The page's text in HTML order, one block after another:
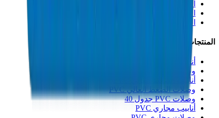
الاستدامة
الابتكار
الجودة والشهادات
المنتجات
أنابيب الصرف UPVC
وصلات الصرف UPVC
أنابيب الضغط العالي PVC
وصلات الضغط العالي PVC
وصلات PVC جدول 40
أنابيب مجاري PVC